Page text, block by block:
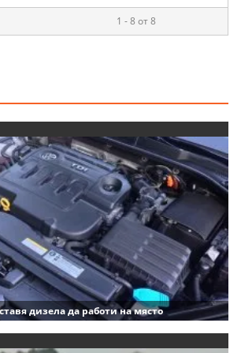
1 - 8 от 8
дизела да работи на място